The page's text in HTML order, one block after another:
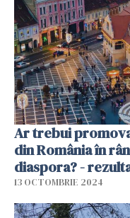
Ar trebui
din România în
diaspora? -
13 OCTOMBRIE 2024